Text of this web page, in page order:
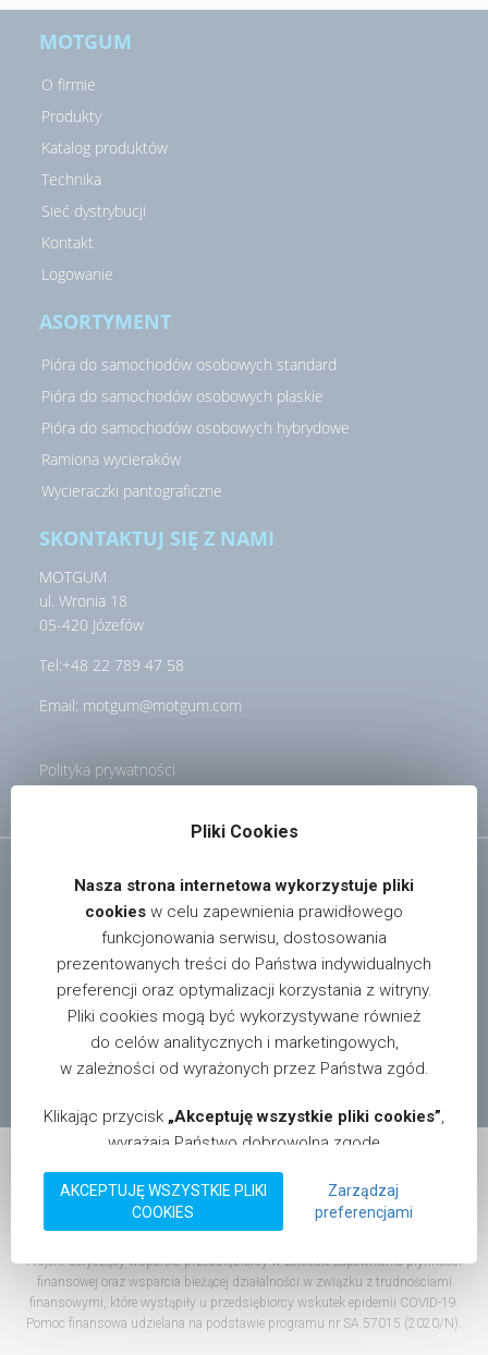
Pliki Cookies
Nasza strona internetowa wykorzystuje pliki
cookies w celu zapewnienia prawidłowego
funkcjonowania serwisu, dostosowania
prezentowanych treści do Państwa indywidualnych
preferencji oraz optymalizacji korzystania z witryny.
Pliki cookies mogą być wykorzystywane również
do celów analitycznych i marketingowych,
w zależności od wyrażonych przez Państwa zgód.
Klikając przycisk „Akceptuję wszystkie pliki cookies”,
wyrażają Państwo dobrowolną zgodę
na przechowywanie na Państwa urządzeniu informacji
w postaci plików cookies oraz na przetwarzanie
danych zebranych za ich pomocą, zgodnie z
oraz CPRA. Mają Państwo możliwość w dowolnym
momencie zmienić ustawienia plików cookies lub
wycofać udzieloną zgodę, bez wpływu na zgodność z
AKCEPTUJĘ WSZYSTKIE PLIKI
COOKIES
Zarządzaj
preferencjami
MOTGUM
O firmie
Produkty
Katalog produktów
Technika
Sieć dystrybucji
Kontakt
Logowanie
ASORTYMENT
Pióra do samochodów osobowych standard
Pióra do samochodów osobowych płaskie
Pióra do samochodów osobowych hybrydowe
Ramiona wycieraków
Wycieraczki pantograficzne
SKONTAKTUJ SIĘ Z NAMI
MOTGUM
ul. Wronia 18
05-420 Józefów
Tel:+48 22 789 47 58
Email: motgum@motgum.com
Polityka prywatności
W celu uzyskania informacji o dystrybutorach i sklepach
oferujących nasze produkty na terenie całego kraju,
prosimy pisać na adres: info@motgum.com
© 2026 Motgum. Wszystkie prawa zastrzeżone.
Dotacja na kapitał obrotowy dla MOTGUM Sp.j. Perczyński
Projekt dotyczący wsparcia przedsiębiorcy w zakresie zapewnienia płynności
finansowej oraz wsparcia bieżącej działalności w związku z trudnościami
finansowymi, które wystąpiły u przedsiębiorcy wskutek epidemii COVID-19.
Pomoc finansowa udzielana na podstawie programu nr SA.57015 (2020/N).